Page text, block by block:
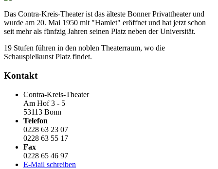
Das Contra-Kreis-Theater ist das älteste Bonner Privattheater und
wurde am 20. Mai 1950 mit "Hamlet" eröffnet und hat jetzt schon
seit mehr als fünfzig Jahren seinen Platz neben der Universität.
19 Stufen führen in den noblen Theaterraum, wo die
Schauspielkunst Platz findet.
Kontakt
Contra-Kreis-Theater
Am Hof 3 - 5
53113 Bonn
Telefon
0228 63 23 07
0228 63 55 17
Fax
0228 65 46 97
E-Mail schreiben